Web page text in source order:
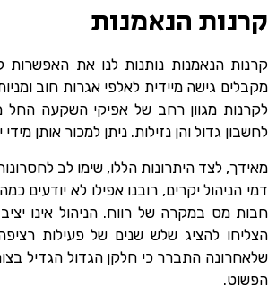
קרנות הנאמנות
קרנות הנאמנות נותנות לנו את
מקבלים גישה מיידית לאלפי אגרות חוב
לקרנות מגוון רחב של אפיקי השקעה החל
לחשבון גדול והן נזילות. ניתן למכור אותן מידי
מאידך, לצד היתרונות הללו, שימו לב
דמי הניהול יקרים, רובנו אפילו לא יודעים
חבות מס במקרה של רווח. הניהול אינו
הצליחו להציג שלש שנים של פעילות
שלאחרונה התברר כי חלקן הגדול הגדיל
הפשוט.